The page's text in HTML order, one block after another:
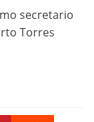
secretario
Torres